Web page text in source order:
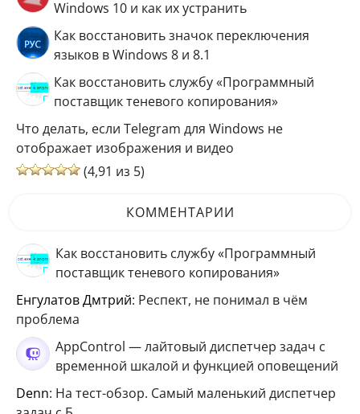
Windows 10 и как их устранить
Как восстановить значок переключения
языков в Windows 8 и 8.1
Как восстановить службу «Программный
поставщик теневого копирования»
Что делать, если Telegram для Windows не
отображает изображения и видео
(4,91 из 5)
КОММЕНТАРИИ
Как восстановить службу «Программный
поставщик теневого копирования»
Енгулатов Дмтрий: Респект, не понимал в чём
проблема
AppControl — лайтовый диспетчер задач с
временной шкалой и функцией оповещений
Denn: На тест-обзор. Самый маленький диспетчер